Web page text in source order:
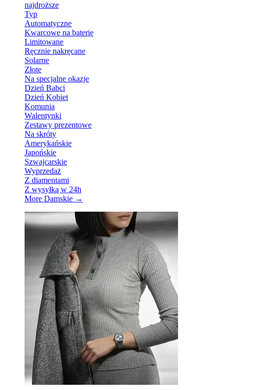
najdroższe
Typ
Automatyczne
Kwarcowe na baterię
Limitowane
Ręcznie nakręcane
Solarne
Złote
Na specjalne okazje
Dzień Babci
Dzień Kobiet
Komunia
Walentynki
Zestawy prezentowe
Na skróty
Amerykańskie
Japońskie
Szwajcarskie
Wyprzedaż
Z diamentami
Z wysyłką w 24h
More Damskie →